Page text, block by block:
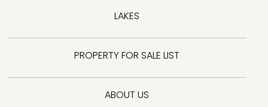
LAKES
PROPERTY FOR SALE LIST
ABOUT US